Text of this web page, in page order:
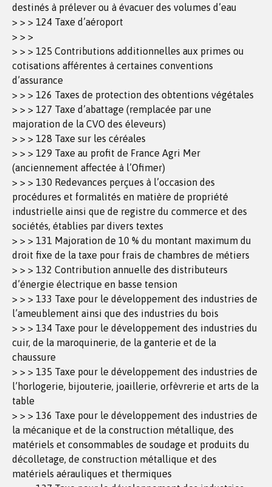
destinés à prélever ou à évacuer des volumes d’eau
> > > 124 Taxe d’aéroport
> > >
> > > 125 Contributions additionnelles aux primes ou
cotisations afférentes à certaines conventions
d’assurance
> > > 126 Taxes de protection des obtentions végétales
> > > 127 Taxe d’abattage (remplacée par une
majoration de la CVO des éleveurs)
> > > 128 Taxe sur les céréales
> > > 129 Taxe au profit de France Agri Mer
(anciennement affectée à l’Ofimer)
> > > 130 Redevances perçues à l’occasion des
procédures et formalités en matière de propriété
industrielle ainsi que de registre du commerce et des
sociétés, établies par divers textes
> > > 131 Majoration de 10 % du montant maximum du
droit fixe de la taxe pour frais de chambres de métiers
> > > 132 Contribution annuelle des distributeurs
d’énergie électrique en basse tension
> > > 133 Taxe pour le développement des industries de
l’ameublement ainsi que des industries du bois
> > > 134 Taxe pour le développement des industries du
cuir, de la maroquinerie, de la ganterie et de la
chaussure
> > > 135 Taxe pour le développement des industries de
l’horlogerie, bijouterie, joaillerie, orfèvrerie et arts de la
table
> > > 136 Taxe pour le développement des industries de
la mécanique et de la construction métallique, des
matériels et consommables de soudage et produits du
décolletage, de construction métallique et des
matériels aérauliques et thermiques